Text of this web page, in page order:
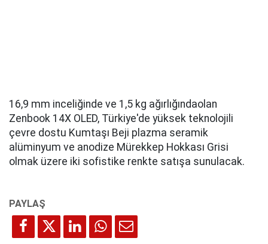
16,9 mm inceliğinde ve 1,5 kg ağırlığındaolan
Zenbook 14X OLED, Türkiye'de yüksek teknolojili
çevre dostu Kumtaşı Beji plazma seramik
alüminyum ve anodize Mürekkep Hokkası Grisi
olmak üzere iki sofistike renkte satışa sunulacak.